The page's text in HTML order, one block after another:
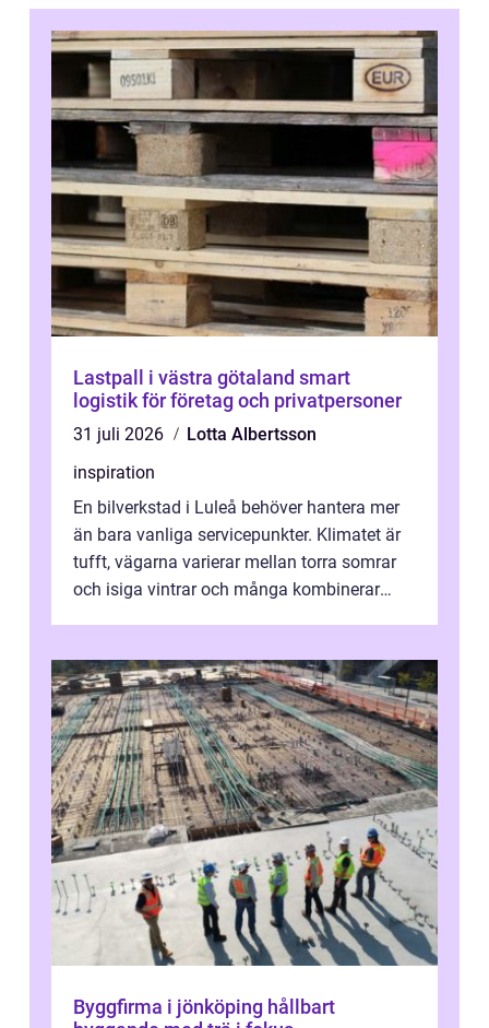
Lastpall i västra götaland smart
logistik för företag och privatpersoner
31 juli 2026
Lotta Albertsson
inspiration
En bilverkstad i Luleå behöver hantera mer
än bara vanliga servicepunkter. Klimatet är
tufft, vägarna varierar mellan torra somrar
och isiga vintrar och många kombinerar
Byggfirma i jönköping hållbart